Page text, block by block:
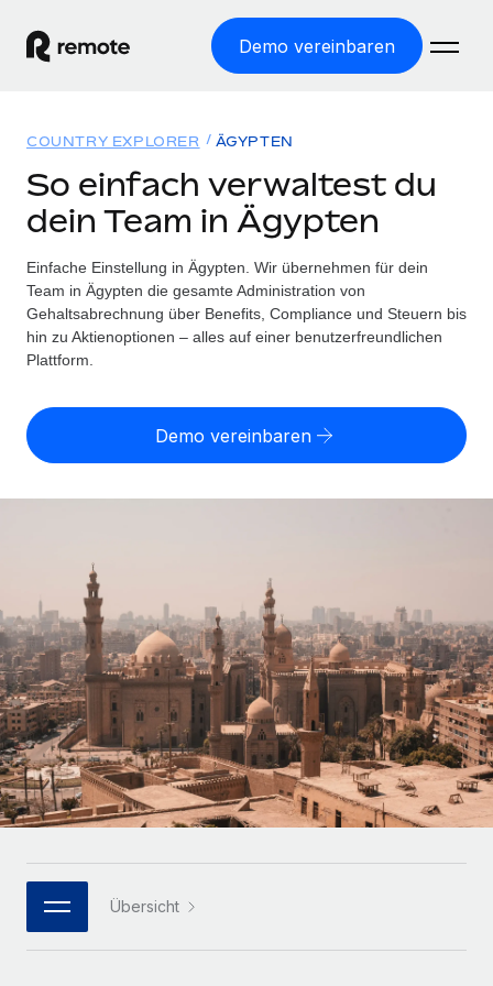
Demo vereinbaren
WELTWEITE BESCHÄFTIGUNG
Globale Payroll
Einfache, rechtssicher Payroll
Employer of Record
Weltweites Wachstum ohne Kosten für Niederlassungen
Contractor of Record
Rechtssichere, weltweite Arbeit mit Freelancer:innen
Globales Onboarding und Verwalten von
PEO
Auslagern von komplexen HR-Aufgaben
INFRASTRUKTUR
Remote Embedded
Nahtlose Integration der HR in bestehende Abläufe
Plattform
Integrierte HR-Kernfunktionen für dein Team
MCP
Integrationen
Lösungen
WELTWEITE ABDECKUNG
Country Explorer
Länderspezifische Unterstützung bei der Einstellung
Einfache Einstellung in allen US-Bundesstaaten
Startups
Agile HR- und Payroll-Lösungen für wachsende
Unternehmen
Mittelstand
Maßgeschneiderte HR-Lösungen, um Teams zu
vergrößern
Enterprise
Globale HR für Konzerne und Großunternehmen
PARTNER WERDEN
Flexible Einbettung von Global-HR-Funktionen in deine
Ressourcen
TOOLS UND RECHNER
Scheinselbstständigkeitsrisiko berechnen
Personalkostenrechner
Honorarzahlungen berechnen
Informationen zu möglichen Währungen und
Abwicklungsfristen für globale Freelancer:innen
LERNEN MIT REMOTE
Forschung und Leitfäden
Fallstudien
HR-Glossar
Bibliothek für Stellenbeschreibungen
Webinare
Preise
Deutsch
Español
Italiano
Português (Portugal)
한국어
COUNTRY EXPLORER ÄGYPTEN
So einfach verwaltest du
dein Team in Ägypten
Einfache Einstellung in Ägypten. Wir übernehmen für dein
Team in Ägypten die gesamte Administration von
Gehaltsabrechnung über Benefits, Compliance und Steuern bis
hin zu Aktienoptionen – alles auf einer benutzerfreundlichen
Plattform.
Demo vereinbaren
Übersicht